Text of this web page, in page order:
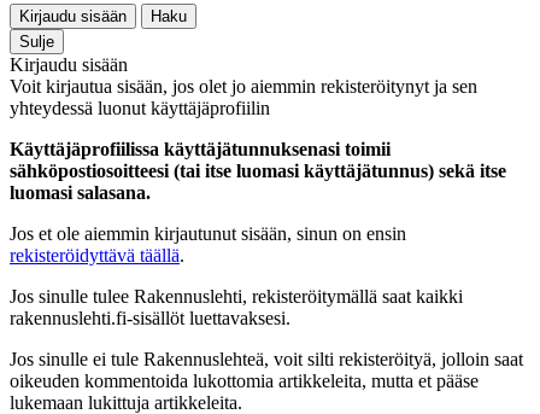
Kirjaudu sisään
Haku
Sulje
Kirjaudu sisään
Voit kirjautua sisään, jos olet jo aiemmin rekisteröitynyt ja sen
yhteydessä luonut käyttäjäprofiilin
Käyttäjäprofiilissa käyttäjätunnuksenasi toimii
sähköpostiosoitteesi (tai itse luomasi käyttäjätunnus) sekä itse
luomasi salasana.
Jos et ole aiemmin kirjautunut sisään, sinun on ensin
rekisteröidyttävä täällä.
Jos sinulle tulee Rakennuslehti, rekisteröitymällä saat kaikki
rakennuslehti.fi-sisällöt luettavaksesi.
Jos sinulle ei tule Rakennuslehteä, voit silti rekisteröityä, jolloin saat
oikeuden kommentoida lukottomia artikkeleita, mutta et pääse
lukemaan lukittuja artikkeleita.